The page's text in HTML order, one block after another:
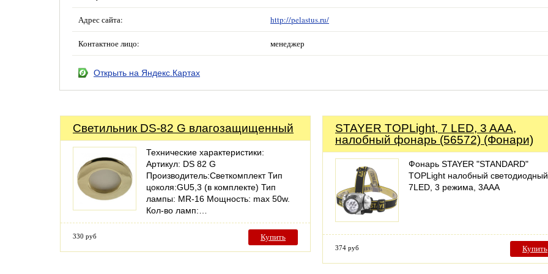
Адрес сайта: http://pelastus.ru/
Контактное лицо: менеджер
Открыть на Яндекс.Картах
Светильник DS-82 G влагозащищенный
Технические характеристики:
Артикул: DS 82 G
Производитель:Светкомплект Тип
цоколя:GU5,3 (в комплекте) Тип
лампы: MR-16 Мощность: max 50w.
Кол-во ламп:…
330 руб Купить
STAYER TOPLight, 7 LED, 3 AAA,
налобный фонарь (56572) (Фонари)
Фонарь STAYER "STANDARD"
TOPLight налобный
7LED, 3 режима, 3ААА
374 руб Купить